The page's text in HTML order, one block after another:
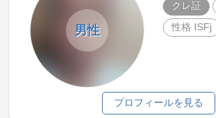
男性
クレ証
性格 ISFj
プロフィールを見る